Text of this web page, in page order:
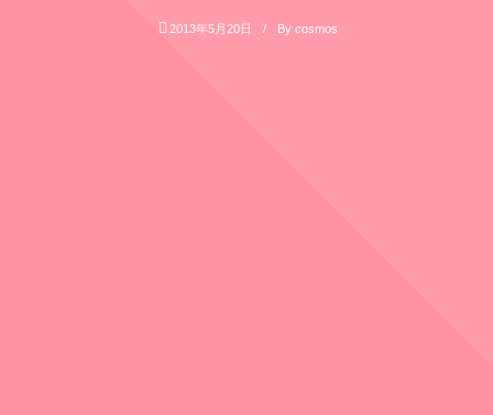
2013年5月20日 By cosmos